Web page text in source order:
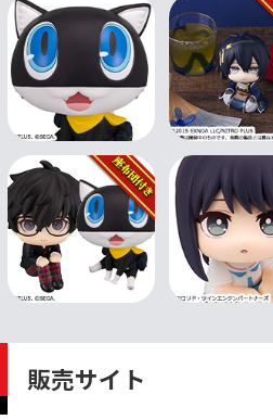
販売サイト